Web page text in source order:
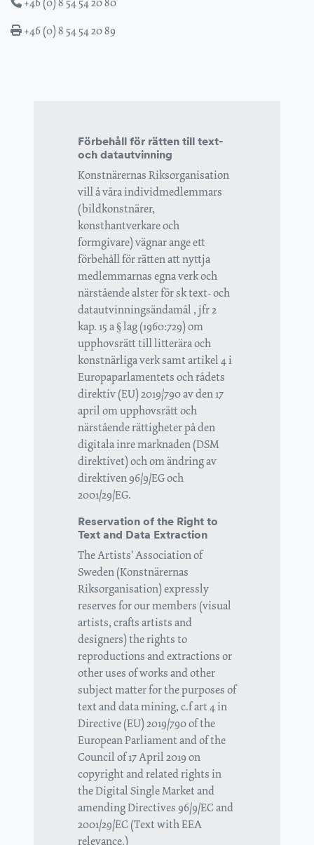
+46 (0) 8 54 54 20 89
Förbehåll för rätten till text-
och datautvinning
Konstnärernas Riksorganisation
vill å våra individmedlemmars
(bildkonstnärer,
konsthantverkare och
formgivare) vägnar ange ett
förbehåll för rätten att nyttja
medlemmarnas egna verk och
närstående alster för sk text- och
datautvinningsändamål , jfr 2
kap. 15 a § lag (1960:729) om
upphovsrätt till litterära och
konstnärliga verk samt artikel 4 i
Europaparlamentets och rådets
direktiv (EU) 2019/790 av den 17
april om upphovsrätt och
närstående rättigheter på den
digitala inre marknaden (DSM
direktivet) och om ändring av
direktiven 96/9/EG och
2001/29/EG.
Reservation of the Right to
Text and Data Extraction
The Artists' Association of
Sweden (Konstnärernas
Riksorganisation) expressly
reserves for our members (visual
artists, crafts artists and
designers) the rights to
reproductions and extractions or
other uses of works and other
subject matter for the purposes of
text and data mining, c.f art 4 in
Directive (EU) 2019/790 of the
European Parliament and of the
Council of 17 April 2019 on
copyright and related rights in
the Digital Single Market and
amending Directives 96/9/EC and
2001/29/EC (Text with EEA
relevance.)